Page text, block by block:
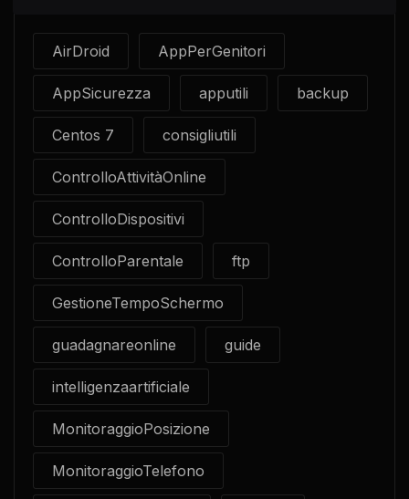
AirDroid AppPerGenitori
AppSicurezza apputili backup
Centos 7 consigliutili
ControlloAttivitàOnline
ControlloDispositivi
ControlloParentale ftp
GestioneTempoSchermo
guadagnareonline guide
intelligenzaartificiale
MonitoraggioPosizione
MonitoraggioTelefono